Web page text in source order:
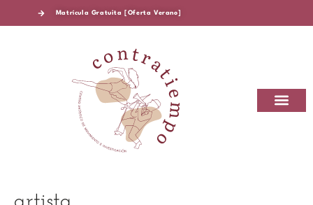
Matrícula Gratuita [Oferta Verano]